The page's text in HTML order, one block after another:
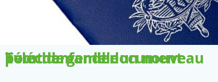
Télécharger le document pour demander un nouveau livret de famille